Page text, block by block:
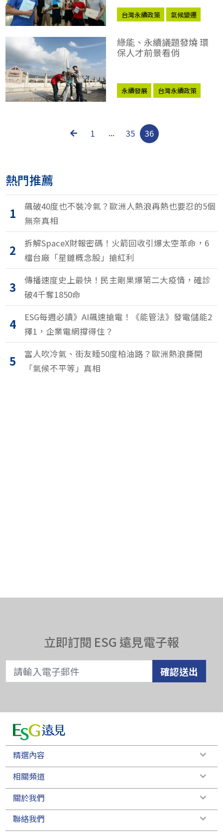
台灣永續政策 氣候變遷
綠能、永續議題發燒 環
保人才前景看俏
永續發展
台灣永續政策
1 ... 35 36
熱門推薦
1
飆破40度也不裝冷氣？歐洲人熱浪再熱也要忍的5個
無奈真相
2
拆解SpaceX財報密碼！火箭回收引爆太空革命，6
檔台廠「星鏈概念股」搶紅利
3
傳播速度史上最快！民主剛果爆第二大疫情，確診
破4千奪1850命
4
ESG每週必讀》AI飆速搶電！《能管法》發電儲能2
擇1，企業電網撐得住？
5
富人吹冷氣、街友睡50度柏油路？歐洲熱浪撕開
「氣候不平等」真相
立即訂閱 ESG 遠見電子報
確認送出
精選內容
相關頻道
關於我們
聯絡我們